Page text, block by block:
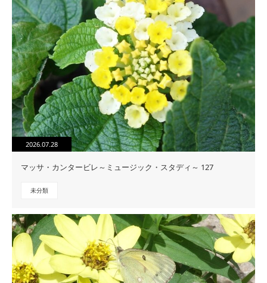
2026.07.28
マッサ・カンタービレ～ミュージック・スタディ～ 127
未分類